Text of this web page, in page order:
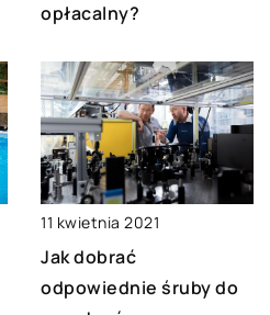
opłacalny?
11 kwietnia 2021
Jak dobrać
odpowiednie śruby do